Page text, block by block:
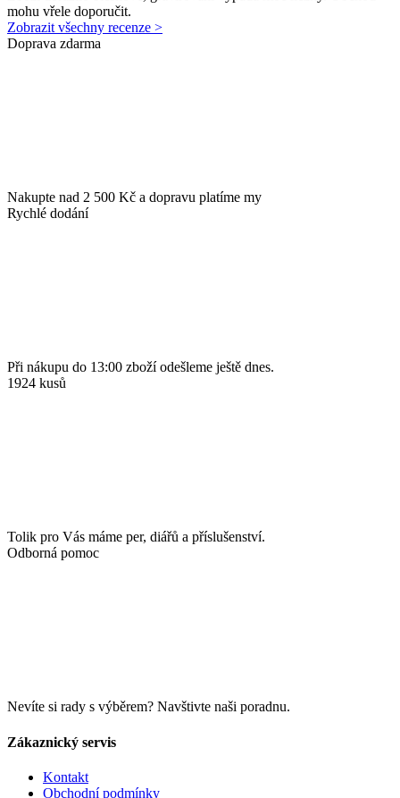
mohu vřele doporučit.
Zobrazit všechny recenze >
Doprava zdarma
Nakupte nad 2 500 Kč a dopravu platíme my
Rychlé dodání
Při nákupu do 13:00 zboží odešleme ještě dnes.
1924 kusů
Tolik pro Vás máme per, diářů a příslušenství.
Odborná pomoc
Nevíte si rady s výběrem? Navštivte naši poradnu.
Zákaznický servis
Kontakt
Obchodní podmínky